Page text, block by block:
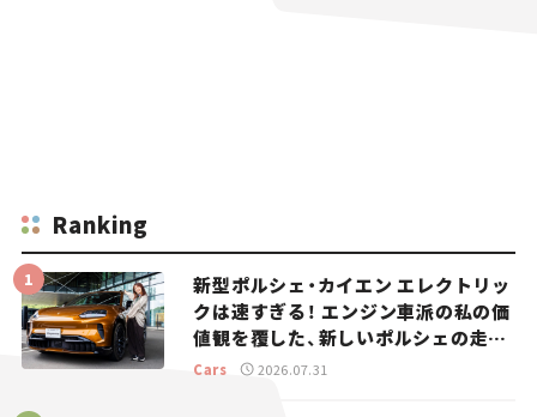
Ranking
新型ポルシェ・カイエン エレクトリッ
クは速すぎる！ エンジン車派の私の価
値観を覆した、新しいポルシェの走
り。
Cars 2026.07.31